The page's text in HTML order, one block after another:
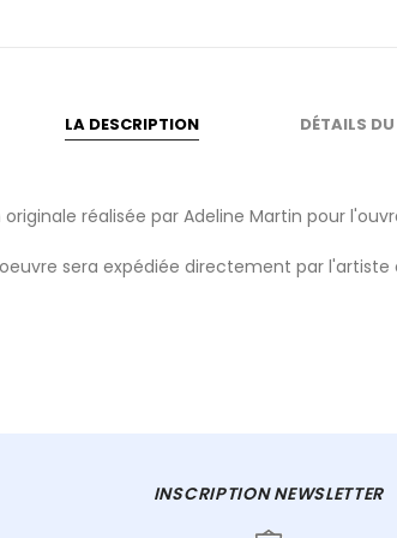
LA DESCRIPTION DÉTAILS
réalisée par Adeline Martin pour
sera expédiée directement par l'artiste
INSCRIPTION NEWSLETTER